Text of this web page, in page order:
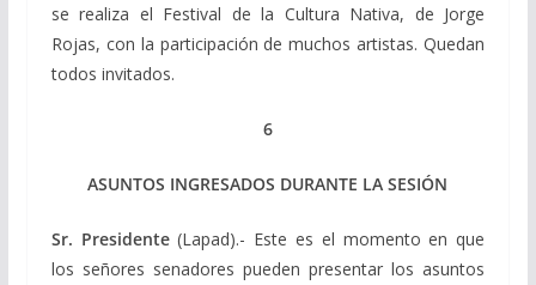
se realiza el Festival de la Cultura Nativa, de Jorge
Rojas, con la participación de muchos artistas. Quedan
todos invitados.
6
ASUNTOS INGRESADOS DURANTE LA SESIÓN
Sr. Presidente(Lapad).- Este es el momento en que
los señores senadores pueden presentar los asuntos